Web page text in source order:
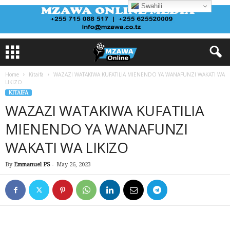
Home Kitaifa
WAZAZI WATAKIWA KUFATILIA MIENENDO YA WANAFUNZI WAKATI WA
LIKIZO
KITAIFA
WAZAZI WATAKIWA KUFATILIA
MIENENDO YA WANAFUNZI
WAKATI WA LIKIZO
By Emmanuel PS - May 26, 2023
Swahili